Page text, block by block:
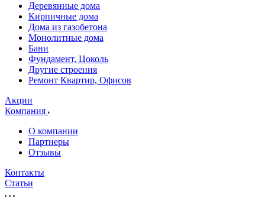
Деревянные дома
Кирпичные дома
Дома из газобетона
Монолитные дома
Бани
Фундамент, Цоколь
Другие строения
Ремонт Квартир, Офисов
Акции
Компания
О компании
Партнеры
Отзывы
Контакты
Статьи